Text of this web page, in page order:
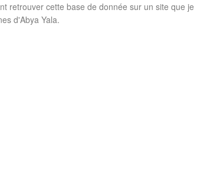
retrouver cette base de donnée sur un site que je
d'Abya Yala.